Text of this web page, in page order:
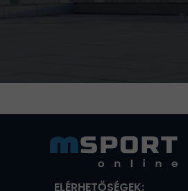
ELÉRHETŐSÉGEK: